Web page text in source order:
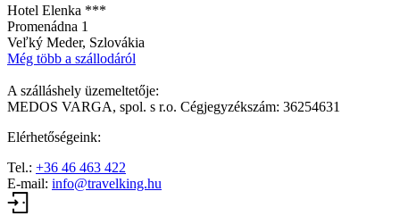
Hotel Elenka ***
Promenádna 1
Veľký Meder, Szlovákia
Még több a szállodáról
A szálláshely üzemeltetője:
MEDOS VARGA, spol. s r.o. Cégjegyzékszám: 36254631
Elérhetőségeink:
Tel.: +36 46 463 422
E-mail: info@travelking.hu